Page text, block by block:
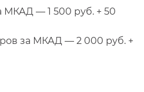
МКАД — 1 500 руб. + 50
за МКАД — 2 000 руб. +